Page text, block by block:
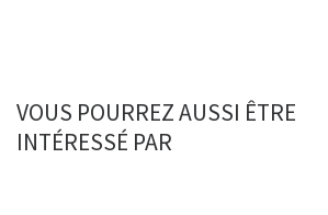
VOUS POURREZ AUSSI ÊTRE
INTÉRESSÉ PAR